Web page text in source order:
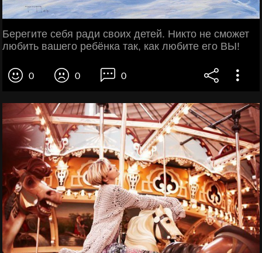
Берегите себя ради своих детей. Никто не сможет
любить вашего ребёнка так, как любите его ВЫ!
0 0 0